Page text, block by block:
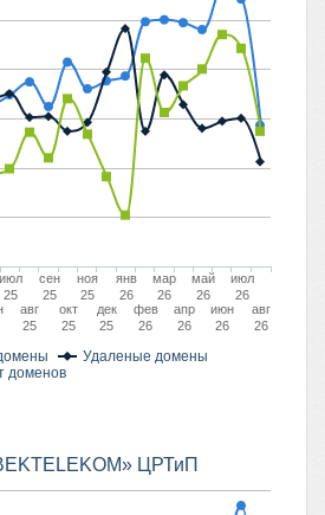
Удаленые домены
доменов
июл
25
авг
25
сен
25
окт
25
ноя
25
дек
25
янв
26
фев
26
мар
26
апр
26
май
26
июн
26
июл
26
авг
26
ЦРТиП